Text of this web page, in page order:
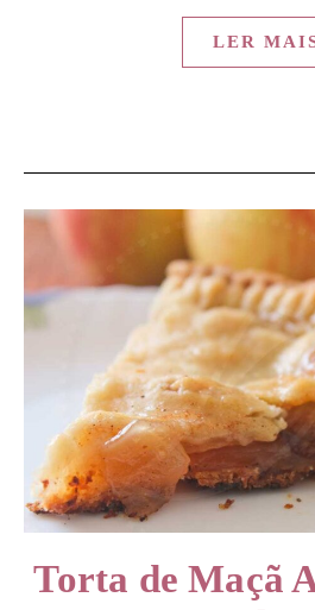
LER
Torta de Maçã